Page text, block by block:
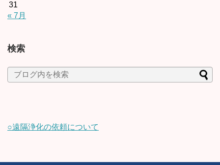
31
« 7月
検索
○遠隔浄化の依頼について